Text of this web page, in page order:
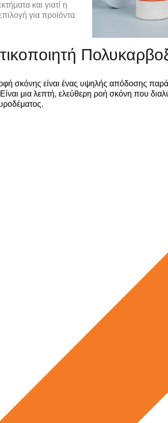
και γιατί η
για προϊόντα
σκόνης είναι ένας υψηλής απόδοσης
μια λεπτή, ελεύθερη ροή σκόνη που